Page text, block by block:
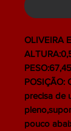
OLIVEIRA
POSIÇÃO:
precisa de
pouco